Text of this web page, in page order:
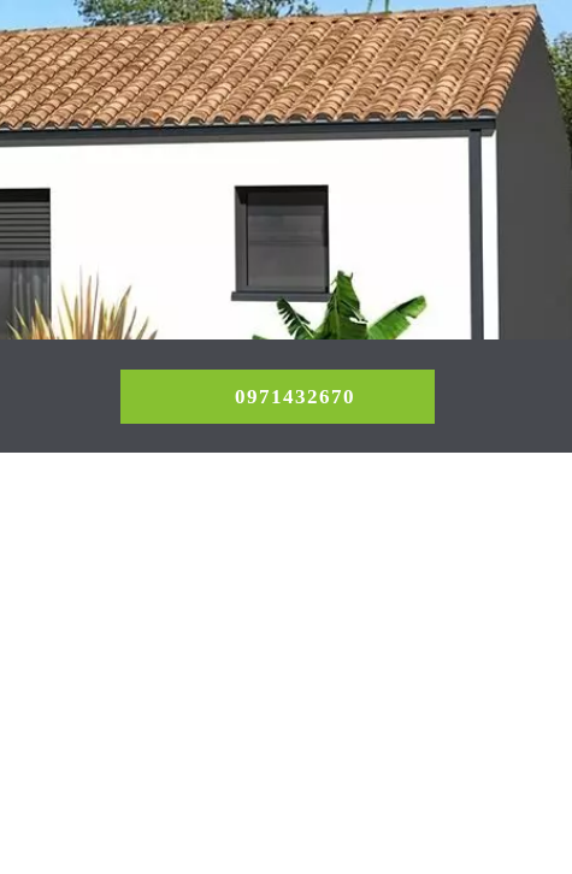
0971432670